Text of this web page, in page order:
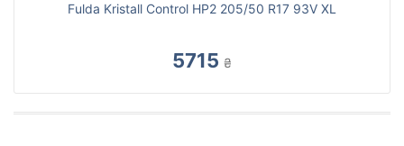
Fulda Kristall Control HP2 205/50 R17 93V XL
5715 ₴